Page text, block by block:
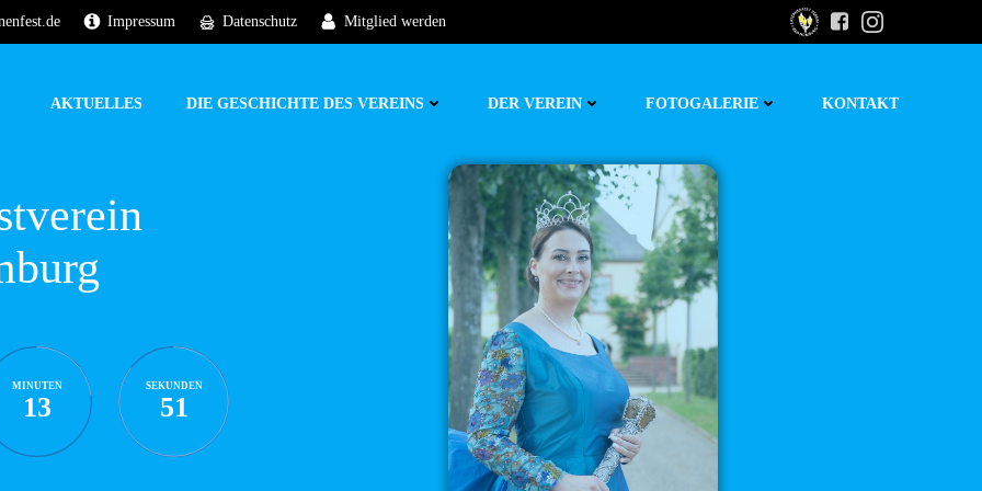
Impressum Datenschutz Mitglied werden
AKTUELLES DIE GESCHICHTE DES VEREINS DER VEREIN FOTOGALERIE KONTAKT
MINUTEN
13
SEKUNDEN
50